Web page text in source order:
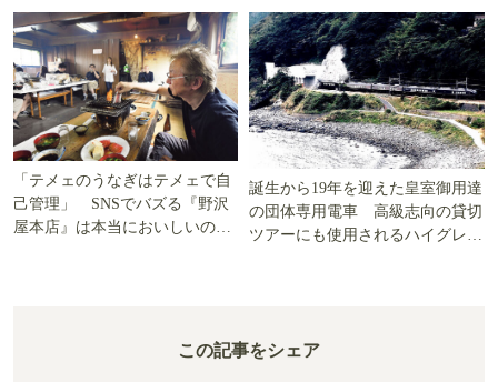
「テメェのうなぎはテメェで自
己管理」 SNSでバズる『野沢
屋本店』は本当においしいの
誕生から19年を迎えた皇室御用達
の団体専用電車 高級志向の貸切
ツアーにも使用されるハイグレー
この記事をシェア